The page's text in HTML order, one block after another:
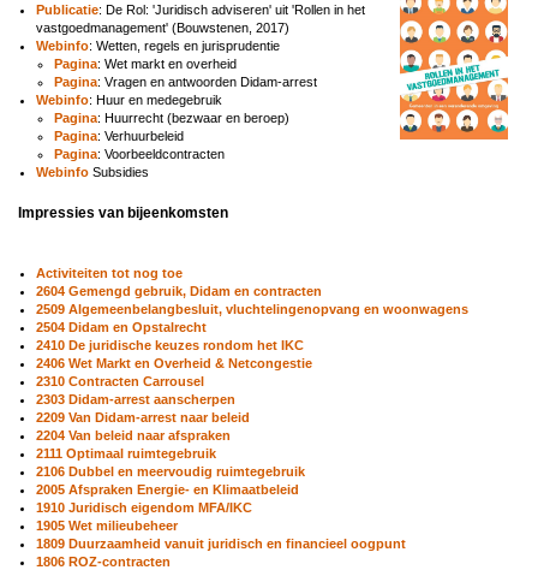
Publicatie: De Rol: 'Juridisch adviseren' uit 'Rollen in het
vastgoedmanagement' (Bouwstenen, 2017)
Webinfo: Wetten, regels en jurisprudentie
Pagina: Wet markt en overheid
Pagina: Vragen en antwoorden Didam-arrest
Webinfo: Huur en medegebruik
Pagina: Huurrecht (bezwaar en beroep)
Pagina: Verhuurbeleid
Pagina: Voorbeeldcontracten
Webinfo Subsidies
Impressies van bijeenkomsten
Activiteiten tot nog toe
2604 Gemengd gebruik, Didam en contracten
2509 Algemeenbelangbesluit, vluchtelingenopvang en woonwagens
2504 Didam en Opstalrecht
2410 De juridische keuzes rondom het IKC
2406 Wet Markt en Overheid & Netcongestie
2310 Contracten Carrousel
2303 Didam-arrest aanscherpen
2209 Van Didam-arrest naar beleid
2204 Van beleid naar afspraken
2111 Optimaal ruimtegebruik
2106 Dubbel en meervoudig ruimtegebruik
2005 Afspraken Energie- en Klimaatbeleid
1910 Juridisch eigendom MFA/IKC
1905 Wet milieubeheer
1809 Duurzaamheid vanuit juridisch en financieel oogpunt
1806 ROZ-contracten